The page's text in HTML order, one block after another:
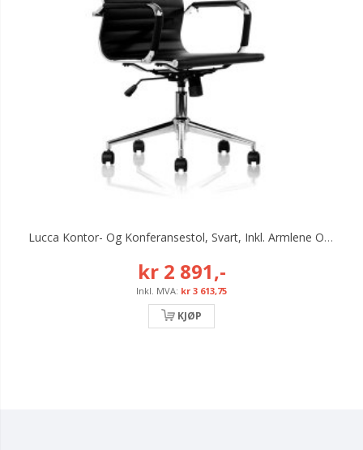
Lucca Kontor- Og Konferansestol, Svart, Inkl. Armlene Og Høy Rygg
kr 2 891,-
kr 3 613,75
KJØP